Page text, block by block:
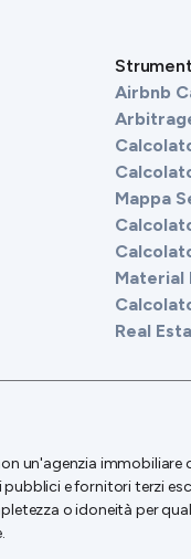
Airbnb
Mappa
Material
Real
un'agenzia
e fornitori terzi
o idoneità per